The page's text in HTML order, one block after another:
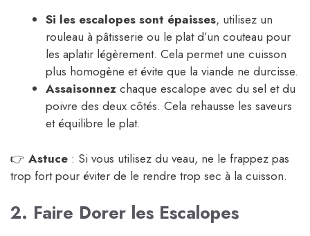
Si les escalopes sont épaisses, utilisez un
rouleau à pâtisserie ou le plat d’un couteau pour
les aplatir légèrement. Cela permet une cuisson
plus homogène et évite que la viande ne durcisse.
Assaisonnez chaque escalope avec du sel et du
poivre des deux côtés. Cela rehausse les saveurs
et équilibre le plat.
👉 Astuce : Si vous utilisez du veau, ne le frappez pas
trop fort pour éviter de le rendre trop sec à la cuisson.
2. Faire Dorer les Escalopes